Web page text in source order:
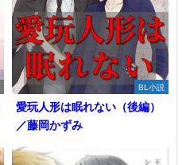
BL小説
愛玩人形は眠れない（後編）
／藤岡かずみ